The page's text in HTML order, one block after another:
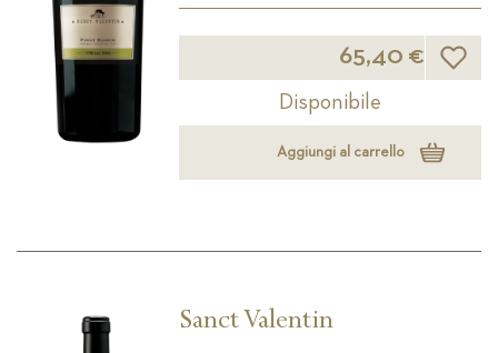
65,40 €
Disponibile
Aggiungi al carrello
Sanct Valentin